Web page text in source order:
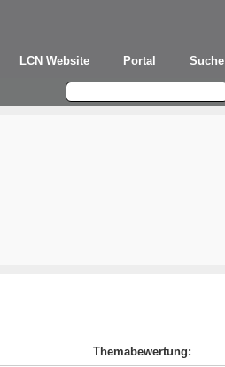
LCN Website Portal Suche
Themabewertung: